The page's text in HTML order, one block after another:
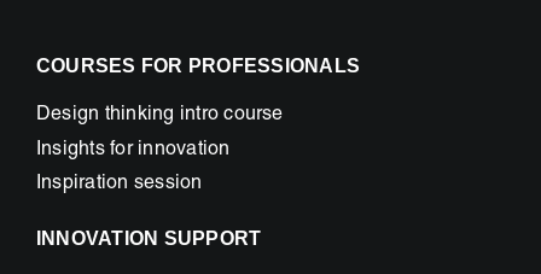
COURSES FOR PROFESSIONALS
Design thinking intro course
Insights for innovation
Inspiration session
INNOVATION SUPPORT